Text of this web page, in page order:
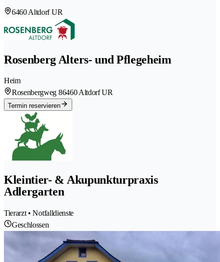
6460 Altdorf UR
Rosenberg Alters- und Pflegeheim
Heim
Rosenbergweg 86460 Altdorf UR
Termin reservieren
Kleintier- & Akupunkturpraxis
Adlergarten
Tierarzt • Notfalldienste
Geschlossen